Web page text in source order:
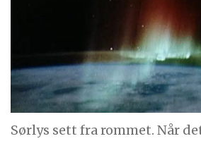
Sørlys sett fra rommet. Når